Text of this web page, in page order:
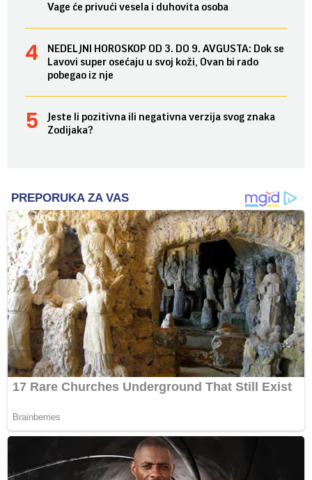
Vage će privući vesela i duhovita osoba
NEDELJNI HOROSKOP OD 3. DO 9. AVGUSTA: Dok se
Lavovi super osećaju u svoj koži, Ovan bi rado
pobegao iz nje
Jeste li pozitivna ili negativna verzija svog znaka
Zodijaka?